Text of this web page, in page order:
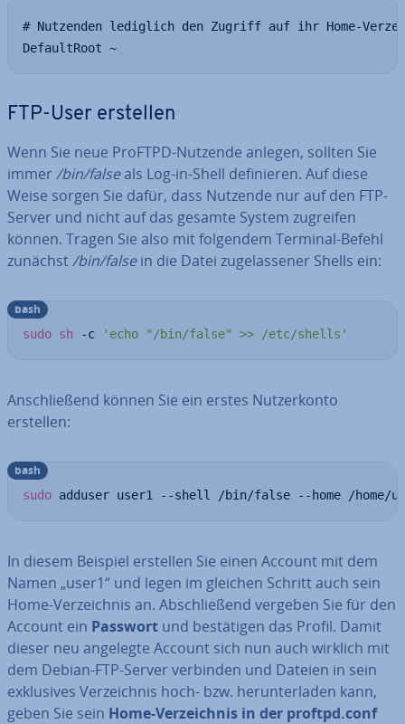
# Nutzenden lediglich den Zugriff auf ihr Home-
DefaultRoot ~
FTP-User erstellen
Wenn Sie neue ProFTPD-Nutzende anlegen, sollten Sie
immer /bin/falseals Log-in-Shell de­fi­nie­ren. Auf diese
Weise sorgen Sie dafür, dass Nutzende nur auf den FTP-
Server und nicht auf das gesamte System zugreifen
können. Tragen Sie also mit folgendem Terminal-Befehl
zunächst/bin/falsein die Datei zu­ge­las­se­ner Shells ein:
sudo sh -c 'echo "/bin/false" >> /etc/shells'
bash
An­schlie­ßend können Sie ein erstes Nut­zer­kon­to
erstellen:
sudo adduser user1 --shell /bin/false --home /home/
bash
In diesem Beispiel erstellen Sie einen Account mit dem
Namen „user1“ und legen im gleichen Schritt auch sein
Home-Ver­zeich­nis an. Ab­schlie­ßend vergeben Sie für den
Account ein Passwort und be­stä­ti­gen das Profil. Damit
dieser neu angelegte Account sich nun auch wirklich mit
dem Debian-FTP-Server verbinden und Dateien in sein
ex­klu­si­ves Ver­zeich­nis hoch- bzw. her­un­ter­la­den kann,
geben Sie sein Home-Ver­zeich­nis in der proftpd.conf